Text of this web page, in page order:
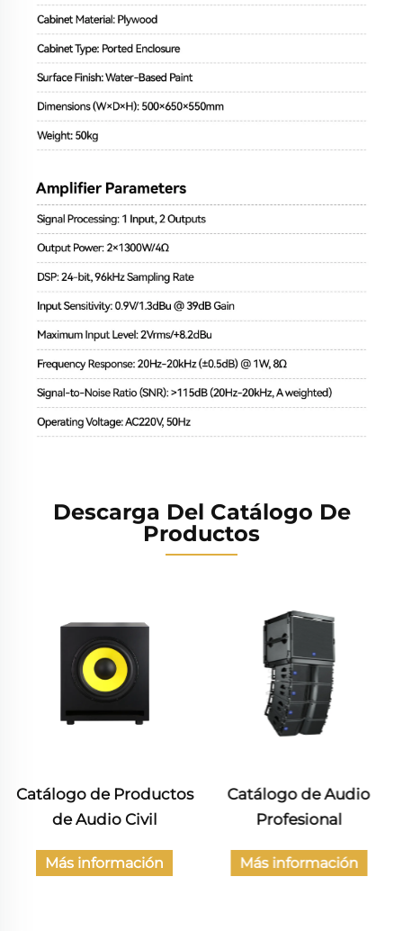
Descarga Del Catálogo De
Productos
Catálogo de Productos
de Audio Civil
Más información
Catálogo de Audio
Profesional
Más información